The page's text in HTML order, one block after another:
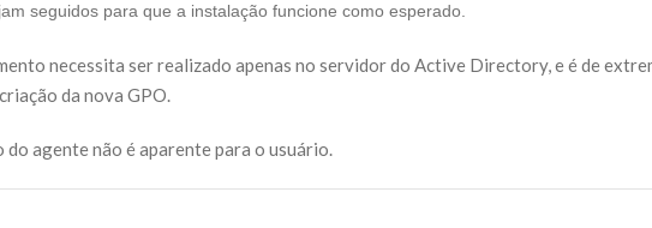
seguidos para que a instalação funcione como esperado.
necessita ser realizado apenas no servidor do Active Directory, e é de
da nova GPO.
do agente não é aparente para o usuário.